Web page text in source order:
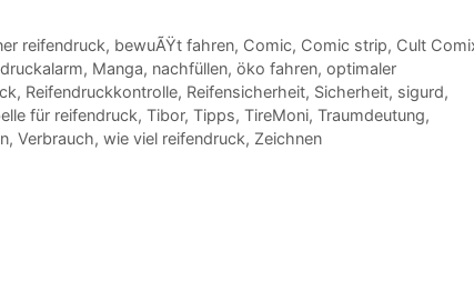
reifendruck, bewuÃŸt fahren, Comic, Comic strip, Cult
, Manga, nachfüllen, öko fahren, optimaler
, Reifendruckkontrolle, Reifensicherheit, Sicherheit, sigurd,
für reifendruck, Tibor, Tipps, TireMoni, Traumdeutung,
, Verbrauch, wie viel reifendruck, Zeichnen